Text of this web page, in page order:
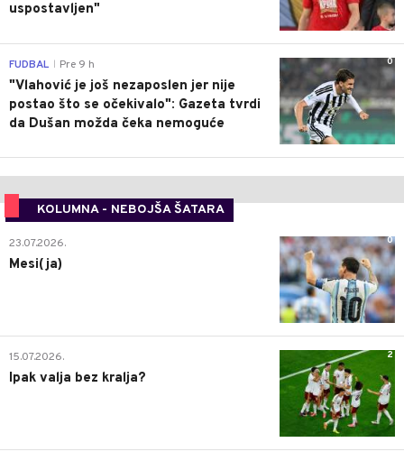
uspostavljen"
0
FUDBAL Pre 9 h
"Vlahović je još nezaposlen jer nije
postao što se očekivalo": Gazeta tvrdi
da Dušan možda čeka nemoguće
KOLUMNA - NEBOJŠA ŠATARA
0
23.07.2026.
Mesi(ja)
2
15.07.2026.
Ipak valja bez kralja?